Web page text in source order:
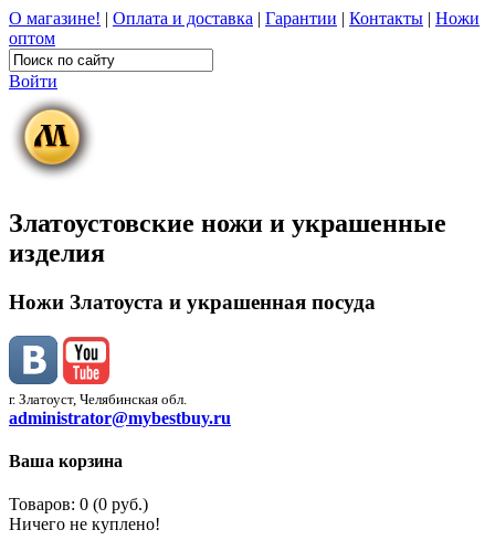
О магазине! | Оплата и доставка | Гарантии | Контакты | Ножи
оптом
Войти
Златоустовские ножи и украшенные
изделия
Ножи Златоуста и украшенная посуда
г. Златоуст, Челябинская обл.
administrator@mybestbuy.ru
Ваша корзина
Товаров: 0 (0 руб.)
Ничего не куплено!